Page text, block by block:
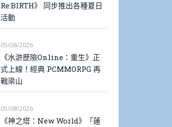
Re:BIRTH》 同步推出各種夏日
活動
05/08/2026
《水滸歷險Online：重生》正
式上線！經典 PCMMORPG 再
戰梁山
05/08/2026
《神之塔：New World》「蓮